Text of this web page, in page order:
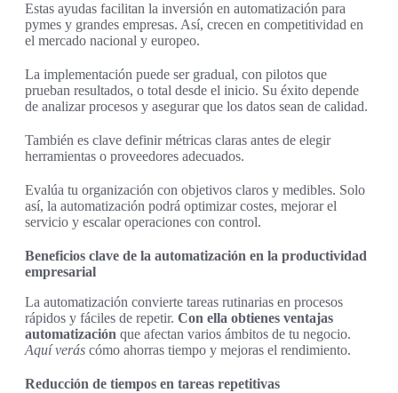
Estas ayudas facilitan la inversión en automatización para
pymes y grandes empresas. Así, crecen en competitividad en
el mercado nacional y europeo.
La implementación puede ser gradual, con pilotos que
prueban resultados, o total desde el inicio. Su éxito depende
de analizar procesos y asegurar que los datos sean de calidad.
También es clave definir métricas claras antes de elegir
herramientas o proveedores adecuados.
Evalúa tu organización con objetivos claros y medibles. Solo
así, la automatización podrá optimizar costes, mejorar el
servicio y escalar operaciones con control.
Beneficios clave de la automatización en la productividad
empresarial
La automatización convierte tareas rutinarias en procesos
rápidos y fáciles de repetir. Con ella obtienes ventajas
automatización que afectan varios ámbitos de tu negocio.
Aquí verás cómo ahorras tiempo y mejoras el rendimiento.
Reducción de tiempos en tareas repetitivas